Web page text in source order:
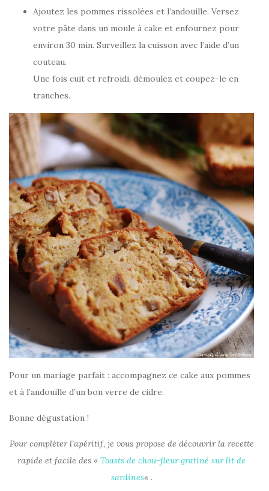
Ajoutez les pommes rissolées et l’andouille. Versez
votre pâte dans un moule à cake et enfournez pour
environ 30 min. Surveillez la cuisson avec l’aide d’un
couteau.
Une fois cuit et refroidi, démoulez et coupez-le en
tranches.
Pour un mariage parfait : accompagnez ce cake aux pommes
et à l’andouille d’un bon verre de cidre.
Bonne dégustation !
Pour compléter l’apéritif, je vous propose de découvrir la recette
rapide et facile des « Toasts de chou-fleur gratiné sur lit de
sardines« .